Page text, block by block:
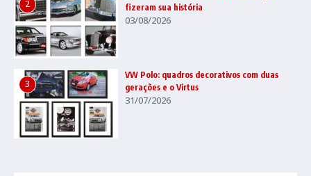
2
fizeram sua história
03/08/2026
3
VW Polo: quadros decorativos com duas
gerações e o Virtus
31/07/2026